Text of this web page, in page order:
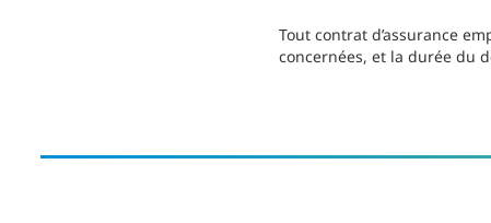
Tout contrat d’assurance
concernées, et la durée du